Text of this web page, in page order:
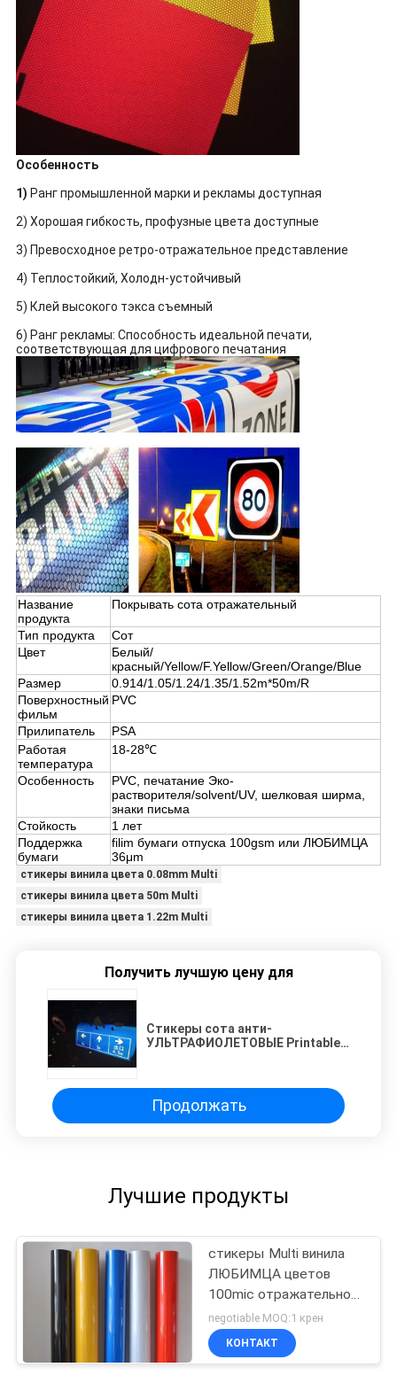
Особенность
1) Ранг промышленной марки и рекламы доступная
2) Хорошая гибкость, профузные цвета доступные
3) Превосходное ретро-отражательное представление
4) Теплостойкий, Холодн-устойчивый
5) Клей высокого тэкса съемный
6) Ранг рекламы: Способность идеальной печати,
соответствующая для цифрового печатания
Название
продукта
Покрывать сота отражательный
Тип продукта
Сот
Цвет
Белый/
красный/Yellow/F.Yellow/Green/Orange/Blue
Размер
0.914/1.05/1.24/1.35/1.52m*50m/R
Поверхностный
фильм
PVC
Прилипатель
PSA
Работая
температура
18-28℃
Особенность
PVC, печатание Эко-
растворителя/solvent/UV, шелковая ширма,
знаки письма
Стойкость
1 лет
Поддержка
бумаги
filim бумаги отпуска 100gsm или ЛЮБИМЦА
36μm
стикеры винила цвета 0.08mm Multi
стикеры винила цвета 50m Multi
стикеры винила цвета 1.22m Multi
Получить лучшую цену для
Стикеры сота анти-
УЛЬТРАФИОЛЕТОВЫЕ Printable
Продолжать
Лучшие продукты
стикеры Multi винила
ЛЮБИМЦА цветов
100mic отражательного
покрывая
negotiable MOQ:1 крен
КОНТАКТ